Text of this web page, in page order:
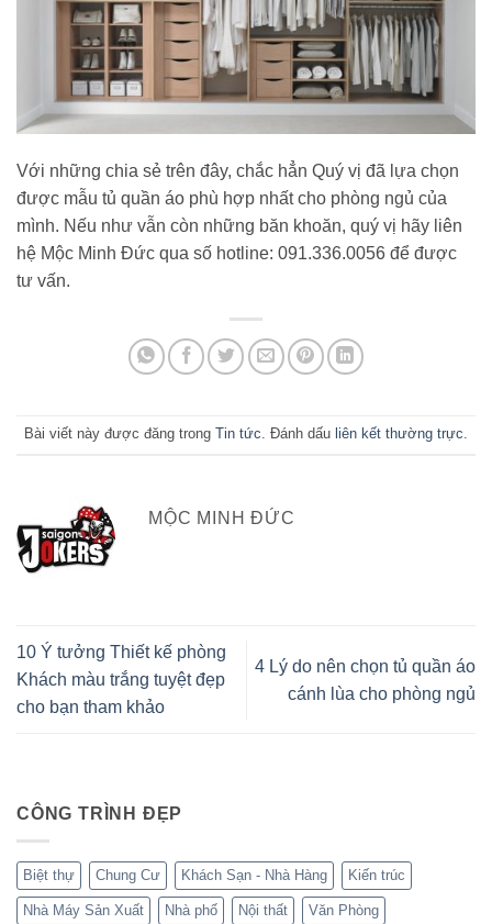
Với những chia sẻ trên đây, chắc hẳn Quý vị đã lựa chọn
được mẫu tủ quần áo phù hợp nhất cho phòng ngủ của
mình. Nếu như vẫn còn những băn khoăn, quý vị hãy liên
hệ Mộc Minh Đức qua số hotline: 091.336.0056 để được
tư vấn.
Bài viết này được đăng trong Tin tức. Đánh dấu liên kết thường trực.
MỘC MINH ĐỨC
10 Ý tưởng Thiết kế phòng
Khách màu trắng tuyệt đẹp
cho bạn tham khảo
4 Lý do nên chọn tủ quần áo
cánh lùa cho phòng ngủ
CÔNG TRÌNH ĐẸP
Biệt thự Chung Cư Khách Sạn - Nhà Hàng Kiến trúc
Nhà Máy Sản Xuất Nhà phố Nội thất Văn Phòng